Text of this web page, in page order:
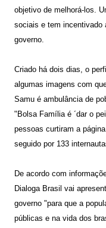
objetivo de melhorá-los.
sociais e tem incentivado
governo.
Criado há dois dias, o
algumas imagens com
Samu é ambulância de
"Bolsa Família é ´dar o
pessoas curtiram a
seguido por 133
De acordo com
Dialoga Brasil vai
governo "para que a
públicas e na vida dos